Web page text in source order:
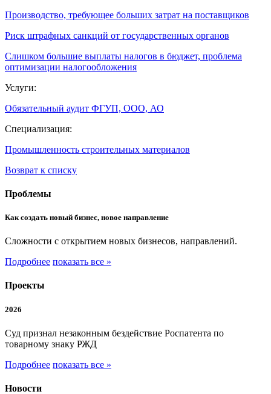
Производство, требующее больших затрат на поставщиков
Риск штрафных санкций от государственных органов
Слишком большие выплаты налогов в бюджет, проблема
оптимизации налогообложения
Услуги:
Обязательный аудит ФГУП, ООО, АО
Специализация:
Промышленность строительных материалов
Возврат к списку
Проблемы
Как создать новый бизнес, новое направление
Сложности с открытием новых бизнесов, направлений.
Подробнее показать все »
Проекты
2026
Суд признал незаконным бездействие Роспатента по
товарному знаку РЖД
Подробнее показать все »
Новости